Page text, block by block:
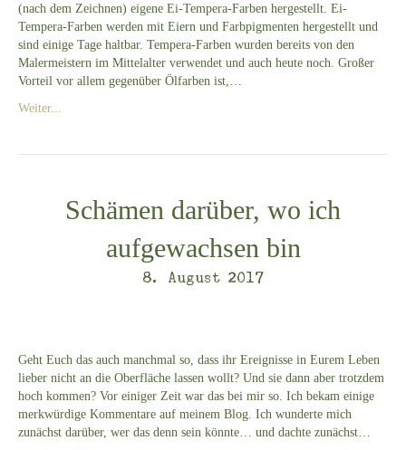
(nach dem Zeichnen) eigene Ei-Tempera-Farben hergestellt. Ei-
Tempera-Farben werden mit Eiern und Farbpigmenten hergestellt und
sind einige Tage haltbar. Tempera-Farben wurden bereits von den
Malermeistern im Mittelalter verwendet und auch heute noch. Großer
Vorteil vor allem gegenüber Ölfarben ist,…
Weiter...
Schämen darüber, wo ich
aufgewachsen bin
8. August 2017
Geht Euch das auch manchmal so, dass ihr Ereignisse in Eurem Leben
lieber nicht an die Oberfläche lassen wollt? Und sie dann aber trotzdem
hoch kommen? Vor einiger Zeit war das bei mir so. Ich bekam einige
merkwürdige Kommentare auf meinem Blog. Ich wunderte mich
zunächst darüber, wer das denn sein könnte… und dachte zunächst…